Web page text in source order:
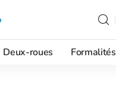
Deux-roues Formalités